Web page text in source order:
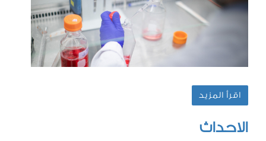
اقرأ المزيد
الاحداث